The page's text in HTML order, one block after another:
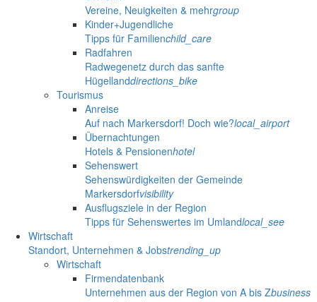
Vereine, Neuigkeiten & mehrgroup
Kinder+Jugendliche
Tipps für Familienchild_care
Radfahren
Radwegenetz durch das sanfte
Hügellanddirections_bike
Tourismus
Anreise
Auf nach Markersdorf! Doch wie?local_airport
Übernachtungen
Hotels & Pensionenhotel
Sehenswert
Sehenswürdigkeiten der Gemeinde
Markersdorfvisibility
Ausflugsziele in der Region
Tipps für Sehenswertes im Umlandlocal_see
Wirtschaft
Standort, Unternehmen & Jobstrending_up
Wirtschaft
Firmendatenbank
Unternehmen aus der Region von A bis Zbusiness